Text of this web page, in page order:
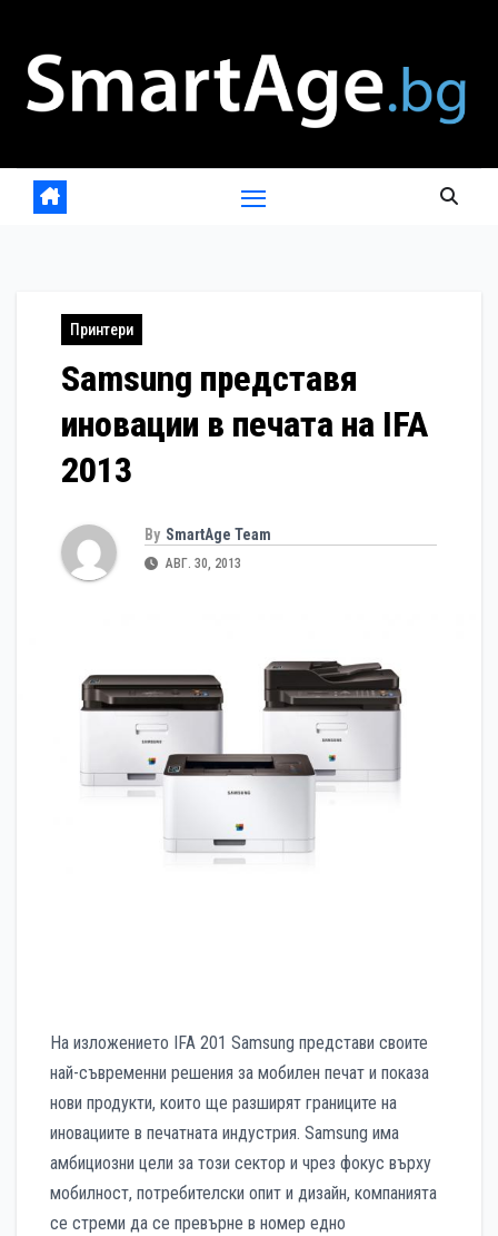
content
Принтери
Samsung представя
иновации в печата на IFA
2013
By SmartAge Team
АВГ. 30, 2013
На изложението IFA 201 Samsung представи своите
най-съвременни решения за мобилен печат и показа
нови продукти, които ще разширят границите на
иновациите в печатната индустрия. Samsung има
амбициозни цели за този сектор и чрез фокус върху
мобилност, потребителски опит и дизайн, компанията
се стреми да се превърне в номер едно